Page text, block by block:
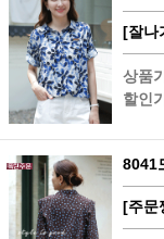
[잘나
상품
할인
8041
[주문